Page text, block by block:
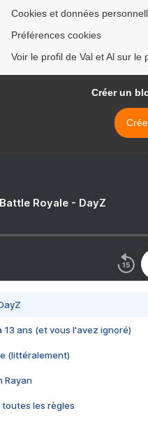
Cookies et données
Préférences cookies
Voir le profil de Val et Al sur le
Créer un
Royale - DayZ
13 ans (et vous l'avez ignoré)
(littéralement)
Rayan
toutes les règles